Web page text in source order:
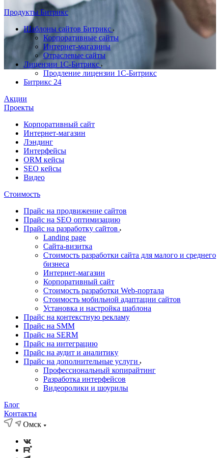
Продукты Битрикс
Шаблоны сайтов Битрикс
Корпоративные сайты
Интернет-магазины
Отраслевые сайты
Лицензии 1С-Битрикс
Продление лицензии 1С-Битрикс
Битрикс 24
Акции
Проекты
Корпоративный сайт
Интернет-магазин
Лэндинг
Интерфейсы
ORM кейсы
SEO кейсы
Видео
Стоимость
Прайс на продвижение сайтов
Прайс на SEO оптимизацию
Прайс на разработку сайтов
Landing page
Cайта-визитка
Стоимость разработки сайта для малого и среднего
бизнеса
Интернет-магазин
Корпоративный сайт
Стоимость разработки Web-портала
Стоимость мобильной адаптации сайтов
Установка и настройка шаблона
Прайс на контекстную рекламу
Прайс на SMM
Прайс на SERM
Прайс на интеграцию
Прайс на аудит и аналитику
Прайс на дополнительные услуги
Профессиональный копирайтинг
Разработка интерфейсов
Видеоролики и шоурилы
Блог
Контакты
Омск